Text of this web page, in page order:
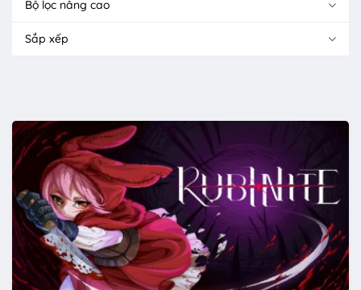
Bộ lọc nâng cao
Sắp xếp